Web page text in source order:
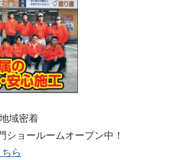
域密着
ショールームオープン中！
ちら